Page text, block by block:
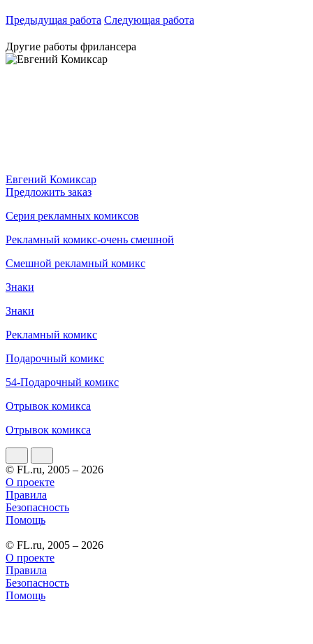
Предыдущая работа Следующая работа
Другие работы фрилансера
Евгений Комиксар
Предложить заказ
Cерия рекламных комиксов
Рекламный комикс-очень смешной
Смешной рекламный комикс
Знаки
Знаки
Рекламный комикс
Подарочный комикс
54-Подарочный комикс
Отрывок комикса
Отрывок комикса
© FL.ru, 2005 – 2026
О проекте
Правила
Безопасность
Помощь
© FL.ru, 2005 – 2026
О проекте
Правила
Безопасность
Помощь